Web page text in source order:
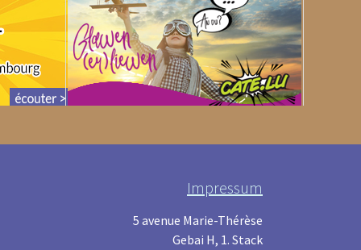
Impressum
5 avenue Marie-Thérèse
Gebai H, 1. Stack